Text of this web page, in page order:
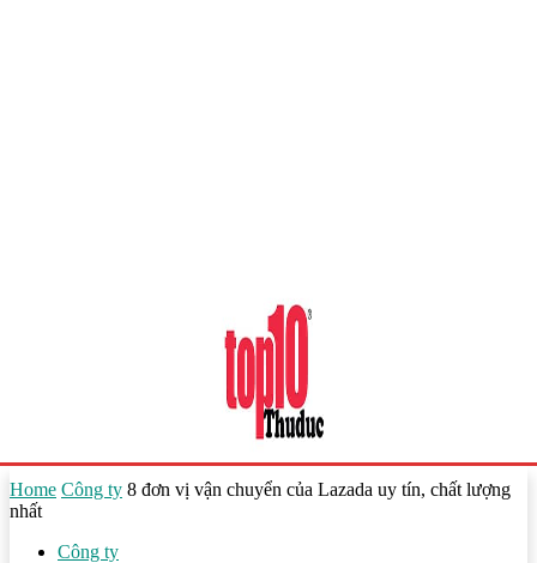
Home Công ty 8 đơn vị vận chuyển của Lazada uy tín, chất lượng
nhất
Công ty